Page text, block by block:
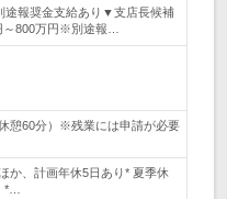
途報奨金支給あり▼支店長候補
～800万円※別途報…
憩60分）※残業には申請が必要
、計画年休5日あり* 夏季休
*…